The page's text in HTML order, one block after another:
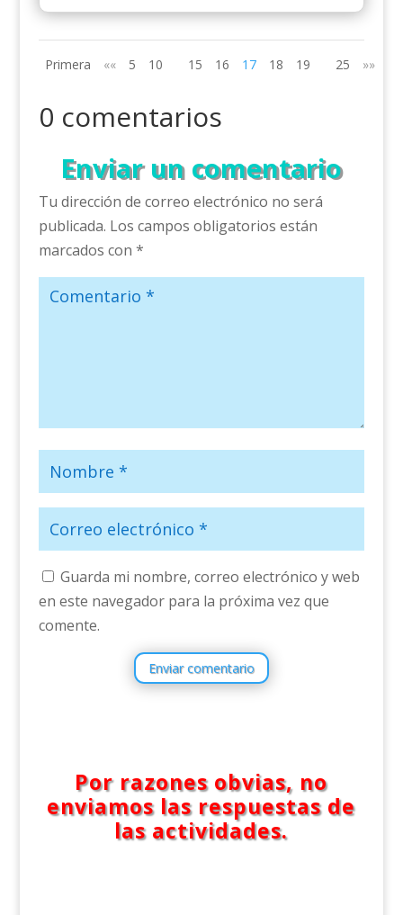
Primera «« 5 10 15 16 17 18 19 25 »»
0 comentarios
Enviar un comentario
Tu dirección de correo electrónico no será
publicada. Los campos obligatorios están
marcados con *
Guarda mi nombre, correo electrónico y web
en este navegador para la próxima vez que
comente.
Enviar comentario
Por razones obvias, no
enviamos las respuestas de
las actividades.